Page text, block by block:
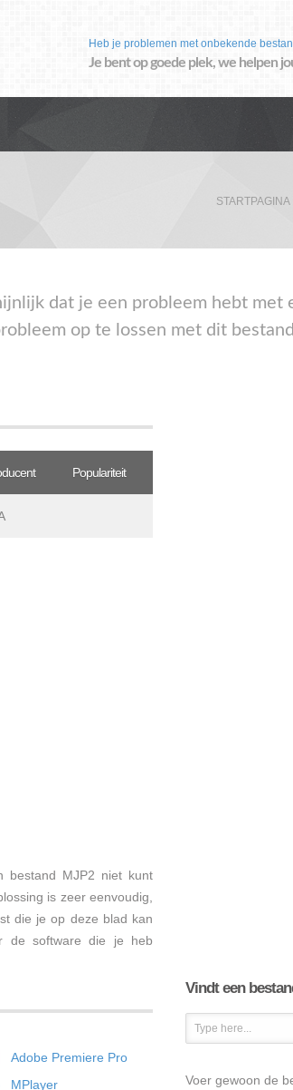
Heb je problemen met onbekende
Je bent op goede plek, we helpen
STARTPAGINA
dat je een probleem hebt met
op te lossen met dit
Populariteit
bestand MJP2 niet kunt
is zeer eenvoudig,
die je op deze blad kan
de software die je heb
Adobe Premiere Pro
MPlayer
Vindt een
Voer gewoon de